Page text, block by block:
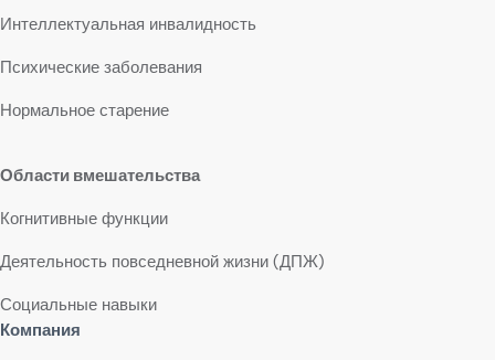
Интеллектуальная инвалидность
Психические заболевания
Нормальное старение
Области вмешательства
Когнитивные функции
Деятельность повседневной жизни (ДПЖ)
Социальные навыки
Компания